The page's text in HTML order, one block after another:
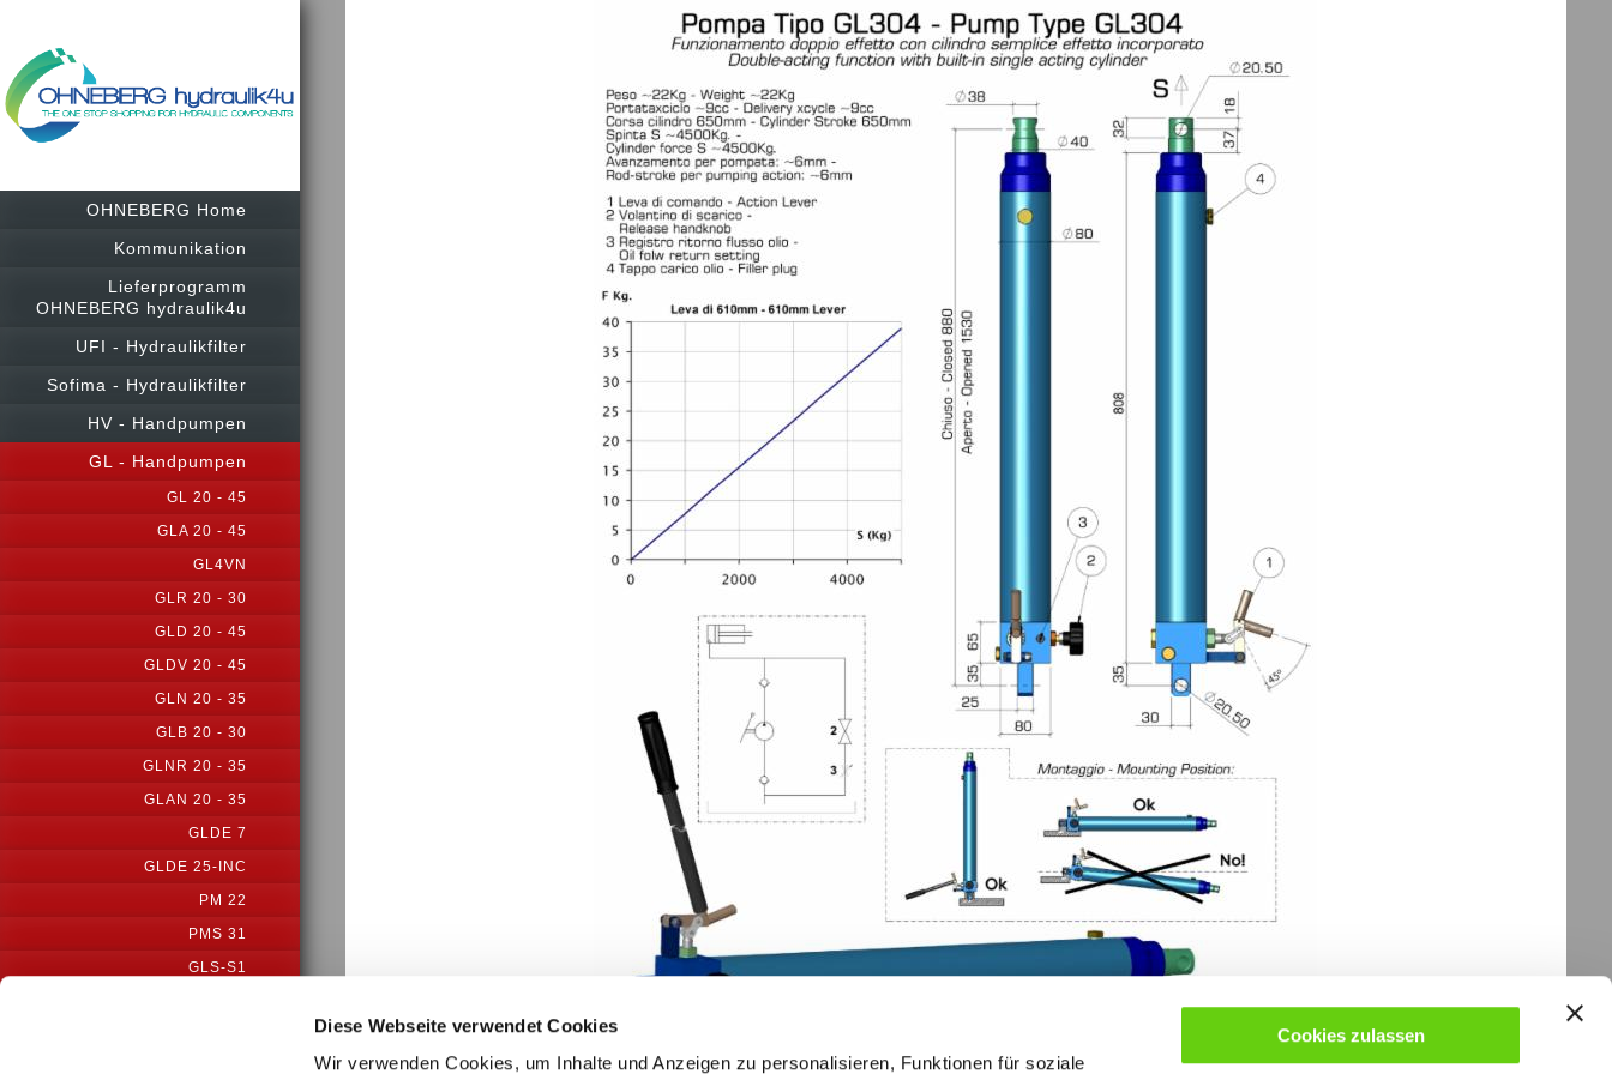
Diese Webseite verwendet Cookies
Wir verwenden Cookies, um Inhalte und Anzeigen zu personalisieren, Funktionen für soziale
Cookies zulassen
OHNEBERG Home
Kommunikation
Lieferprogramm
OHNEBERG hydraulik4u
UFI - Hydraulikfilter
Sofima - Hydraulikfilter
HV - Handpumpen
GL - Handpumpen
GL 20 - 45
GLA 20 - 45
GL4VN
GLR 20 - 30
GLD 20 - 45
GLDV 20 - 45
GLN 20 - 35
GLB 20 - 30
GLNR 20 - 35
GLAN 20 - 35
GLDE 7
GLDE 25-INC
PM 22
PMS 31
GLS-S1